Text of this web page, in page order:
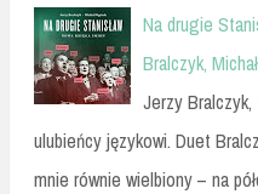
Na drugie
Bralczyk,
Jerzy
ulubieńcy językowi. Duet
mnie równie wielbiony – na